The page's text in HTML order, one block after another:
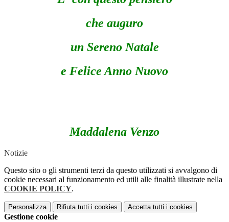
che auguro
un Sereno Natale
e Felice Anno Nuovo
Maddalena Venzo
Notizie
Questo sito o gli strumenti terzi da questo utilizzati si avvalgono di
cookie necessari al funzionamento ed utili alle finalità illustrate nella
COOKIE POLICY.
Personalizza Rifiuta tutti i cookies Accetta tutti i cookies
Gestione cookie